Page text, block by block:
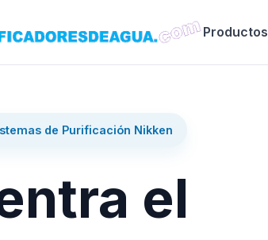
Productos
de Purificación Nikken
el